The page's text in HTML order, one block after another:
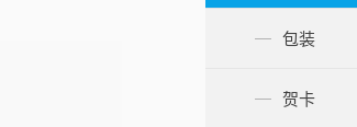
包装
贺卡